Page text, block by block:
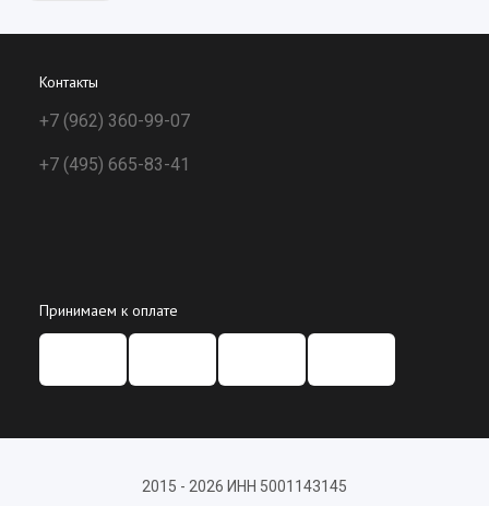
Контакты
+7 (962) 360-99-07
+7 (495) 665-83-41
Принимаем к оплате
2015 - 2026 ИНН 5001143145